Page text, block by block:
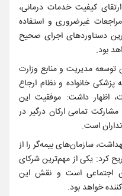
کیفیت خدمات درمانی،
غیرضروری و استفاده
دستاوردهای اجرای صحیح
بود.
توسعه مدیریت و منابع وزارت
پزشکی خانواده و نظام ارجاع
اظهار داشت: موفقیت این
تمامی ارکان درگیر در
است.
سازمان‌های بیمه‌گر را از
کرد: یکی از مهم‌ترین شرکای
اجتماعی است و نقش این
خواهد بود.